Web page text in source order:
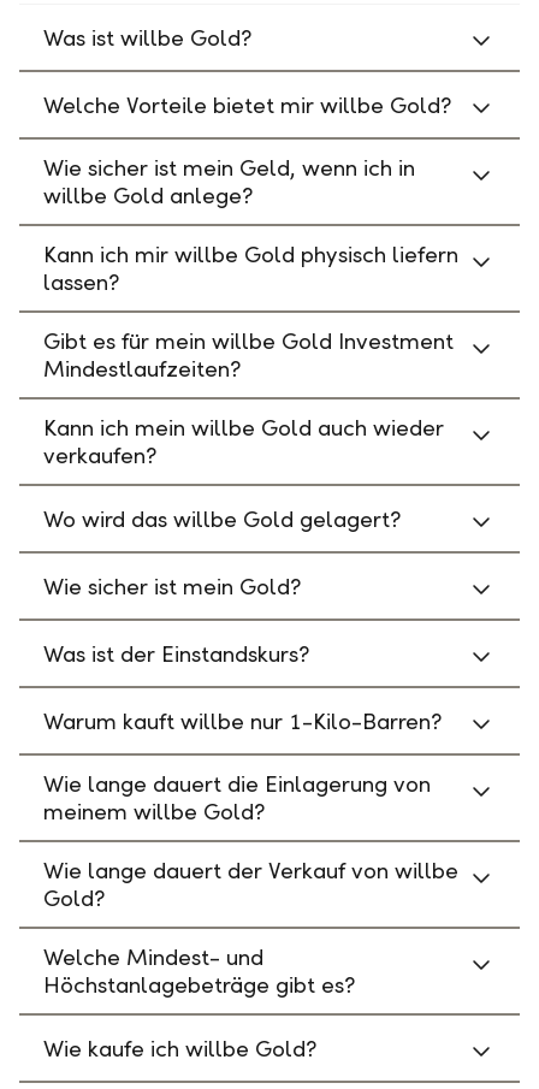
Was ist willbe Gold?
Welche Vorteile bietet mir willbe Gold?
Wie sicher ist mein Geld, wenn ich in
willbe Gold anlege?
Kann ich mir willbe Gold physisch liefern
lassen?
Gibt es für mein willbe Gold Investment
Mindestlaufzeiten?
Kann ich mein willbe Gold auch wieder
verkaufen?
Wo wird das willbe Gold gelagert?
Wie sicher ist mein Gold?
Was ist der Einstandskurs?
Warum kauft willbe nur 1-Kilo-Barren?
Wie lange dauert die Einlagerung von
meinem willbe Gold?
Wie lange dauert der Verkauf von willbe
Gold?
Welche Mindest- und
Höchstanlagebeträge gibt es?
Wie kaufe ich willbe Gold?